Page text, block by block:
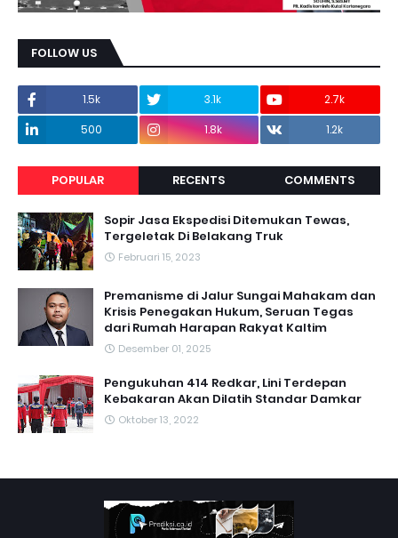
FOLLOW US
1.5k 3.1k
2.7k
500
1.8k 1.2k
POPULAR RECENTS COMMENTS
Sopir Jasa Ekspedisi Ditemukan Tewas,
Tergeletak Di Belakang Truk
Februari 15, 2023
Premanisme di Jalur Sungai Mahakam dan
Krisis Penegakan Hukum, Seruan Tegas
dari Rumah Harapan Rakyat Kaltim
Desember 01, 2025
Pengukuhan 414 Redkar, Lini Terdepan
Kebakaran Akan Dilatih Standar Damkar
Oktober 13, 2022